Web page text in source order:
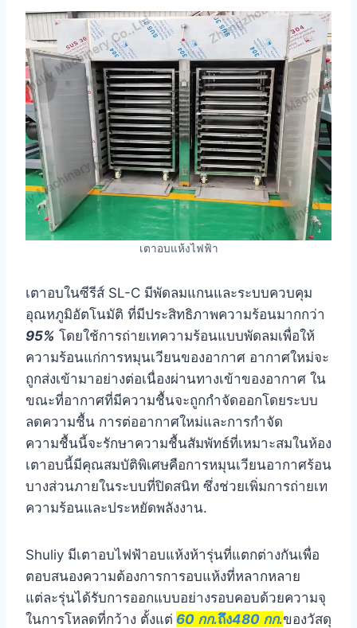
เตาอบแห้งไฟฟ้า
เตาอบในซีรีส์ SL-C มีพัดลมแกนและระบบควบคุม
อุณหภูมิอัตโนมัติ ที่มีประสิทธิภาพความร้อนมากกว่า
95% โดยใช้การถ่ายเทความร้อนแบบพัดลมเพื่อให้
ความร้อนแก่การหมุนเวียนของอากาศ อากาศใหม่จะ
ถูกส่งเข้ามาอย่างต่อเนื่องผ่านทางเข้าของอากาศ ใน
ขณะที่อากาศที่มีความชื้นจะถูกกำจัดออกโดยระบบ
ลดความชื้น การต่ออากาศใหม่และการกำจัด
ความชื้นนี้จะรักษาความชื้นสัมพัทธ์ที่เหมาะสมในห้อง
เตาอบนี้มีคุณสมบัติพิเศษคือการหมุนเวียนอากาศร้อน
บางส่วนภายในระบบที่ปิดสนิท ซึ่งช่วยเพิ่มการถ่ายเท
ความร้อนและประหยัดพลังงาน.
Shuliy มีเตาอบไฟฟ้าอบแห้งห้ารุ่นที่แตกต่างกันเพื่อ
ตอบสนองความต้องการการอบแห้งที่หลากหลาย
แต่ละรุ่นได้รับการออกแบบอย่างรอบคอบด้วยความจุ
ในการโหลดที่กว้าง ตั้งแต่ 60 กก.ถึง480 กก.ของวัสดุ